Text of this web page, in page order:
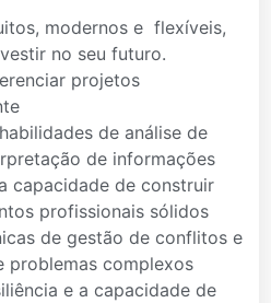
modernos e flexíveis,
no seu futuro.
projetos
de análise de
de informações
capacidade de construir
profissionais sólidos
de gestão de conflitos e
problemas complexos
e a capacidade de